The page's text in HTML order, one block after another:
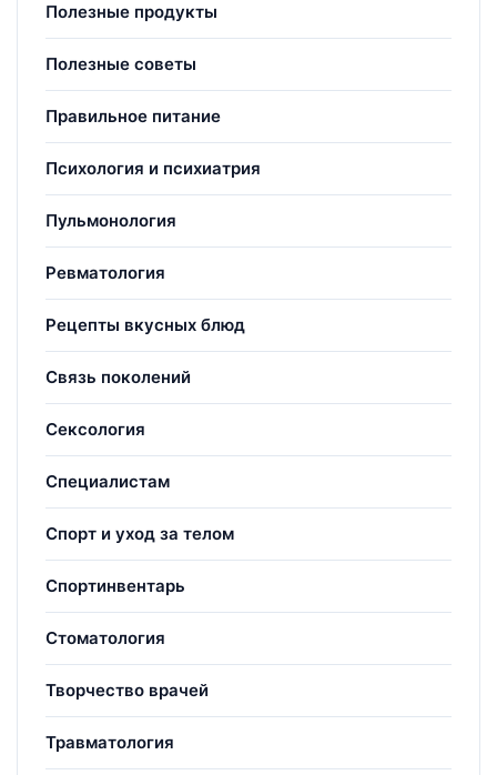
Полезные продукты
Полезные советы
Правильное питание
Психология и психиатрия
Пульмонология
Ревматология
Рецепты вкусных блюд
Связь поколений
Сексология
Специалистам
Спорт и уход за телом
Спортинвентарь
Стоматология
Творчество врачей
Травматология